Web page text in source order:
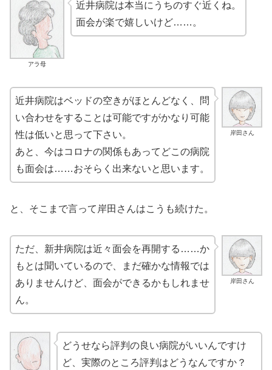
アラ母
近井病院は本当にうちのすぐ近くね。
面会が楽で嬉しいけど……。
岸田さん
近井病院はベッドの空きがほとんどなく、問
い合わせをすることは可能ですがかなり可能
性は低いと思って下さい。
あと、今はコロナの関係もあってどこの病院
も面会は……おそらく出来ないと思います。
と、そこまで言って岸田さんはこうも続けた。
岸田さん
ただ、新井病院は近々面会を再開する……か
もとは聞いているので、まだ確かな情報では
ありませんけど、面会ができるかもしれませ
ん。
どうせなら評判の良い病院がいいんですけ
ど、実際のところ評判はどうなんですか？